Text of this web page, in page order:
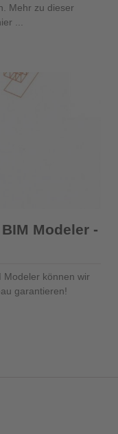
Mehr zu dieser
...
Modeler -
Modeler können wir
garantieren!